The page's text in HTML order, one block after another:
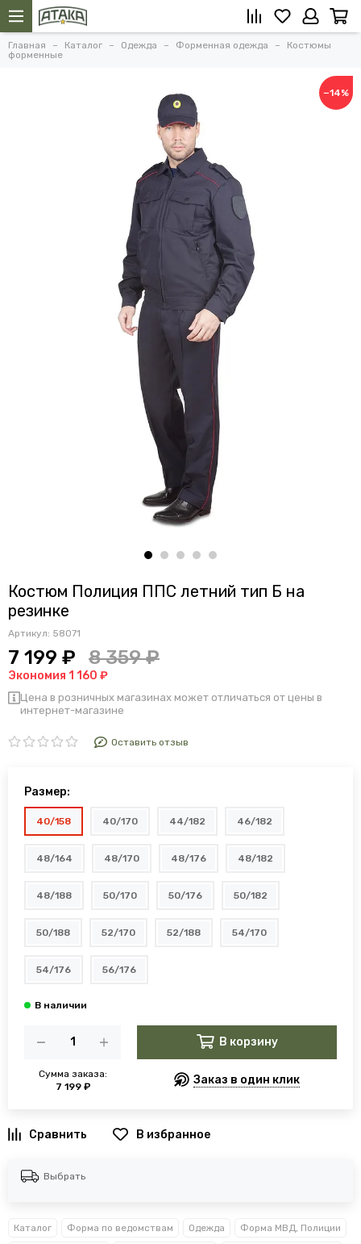
Главная Каталог Одежда Форменная одежда
Костюмы
форменные
−14%
Костюм Полиция ППС летний тип Б на
резинке
Артикул: 58071
7 199 ₽ 8 359 ₽
Экономия 1 160 ₽
Цена в розничных магазинах может отличаться от цены в
интернет-магазине
Оставить отзыв
Размер:
40/158 40/170 44/182 46/182
48/164 48/170 48/176 48/182
48/188 50/170 50/176 50/182
50/188 52/170 52/188 54/170
54/176 56/176
Сумма заказа:
7 199 ₽
В корзину
Заказ в один клик
В избранное
Выбрать
Каталог Форма по ведомствам Одежда Форма МВД, Полиции